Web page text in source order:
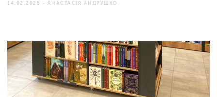
14.02.2025 - АНАСТАСІЯ АНДРУШКО